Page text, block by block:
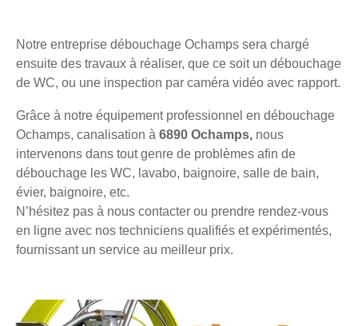
Notre entreprise débouchage Ochamps sera chargé
ensuite des travaux à réaliser, que ce soit un débouchage
de WC, ou une inspection par caméra vidéo avec rapport.
Grâce à notre équipement professionnel en débouchage
Ochamps, canalisation à 6890 Ochamps, nous
intervenons dans tout genre de problèmes afin de
débouchage les WC, lavabo, baignoire, salle de bain,
évier, baignoire, etc.
N’hésitez pas à nous contacter ou prendre rendez-vous
en ligne avec nos techniciens qualifiés et expérimentés,
fournissant un service au meilleur prix.